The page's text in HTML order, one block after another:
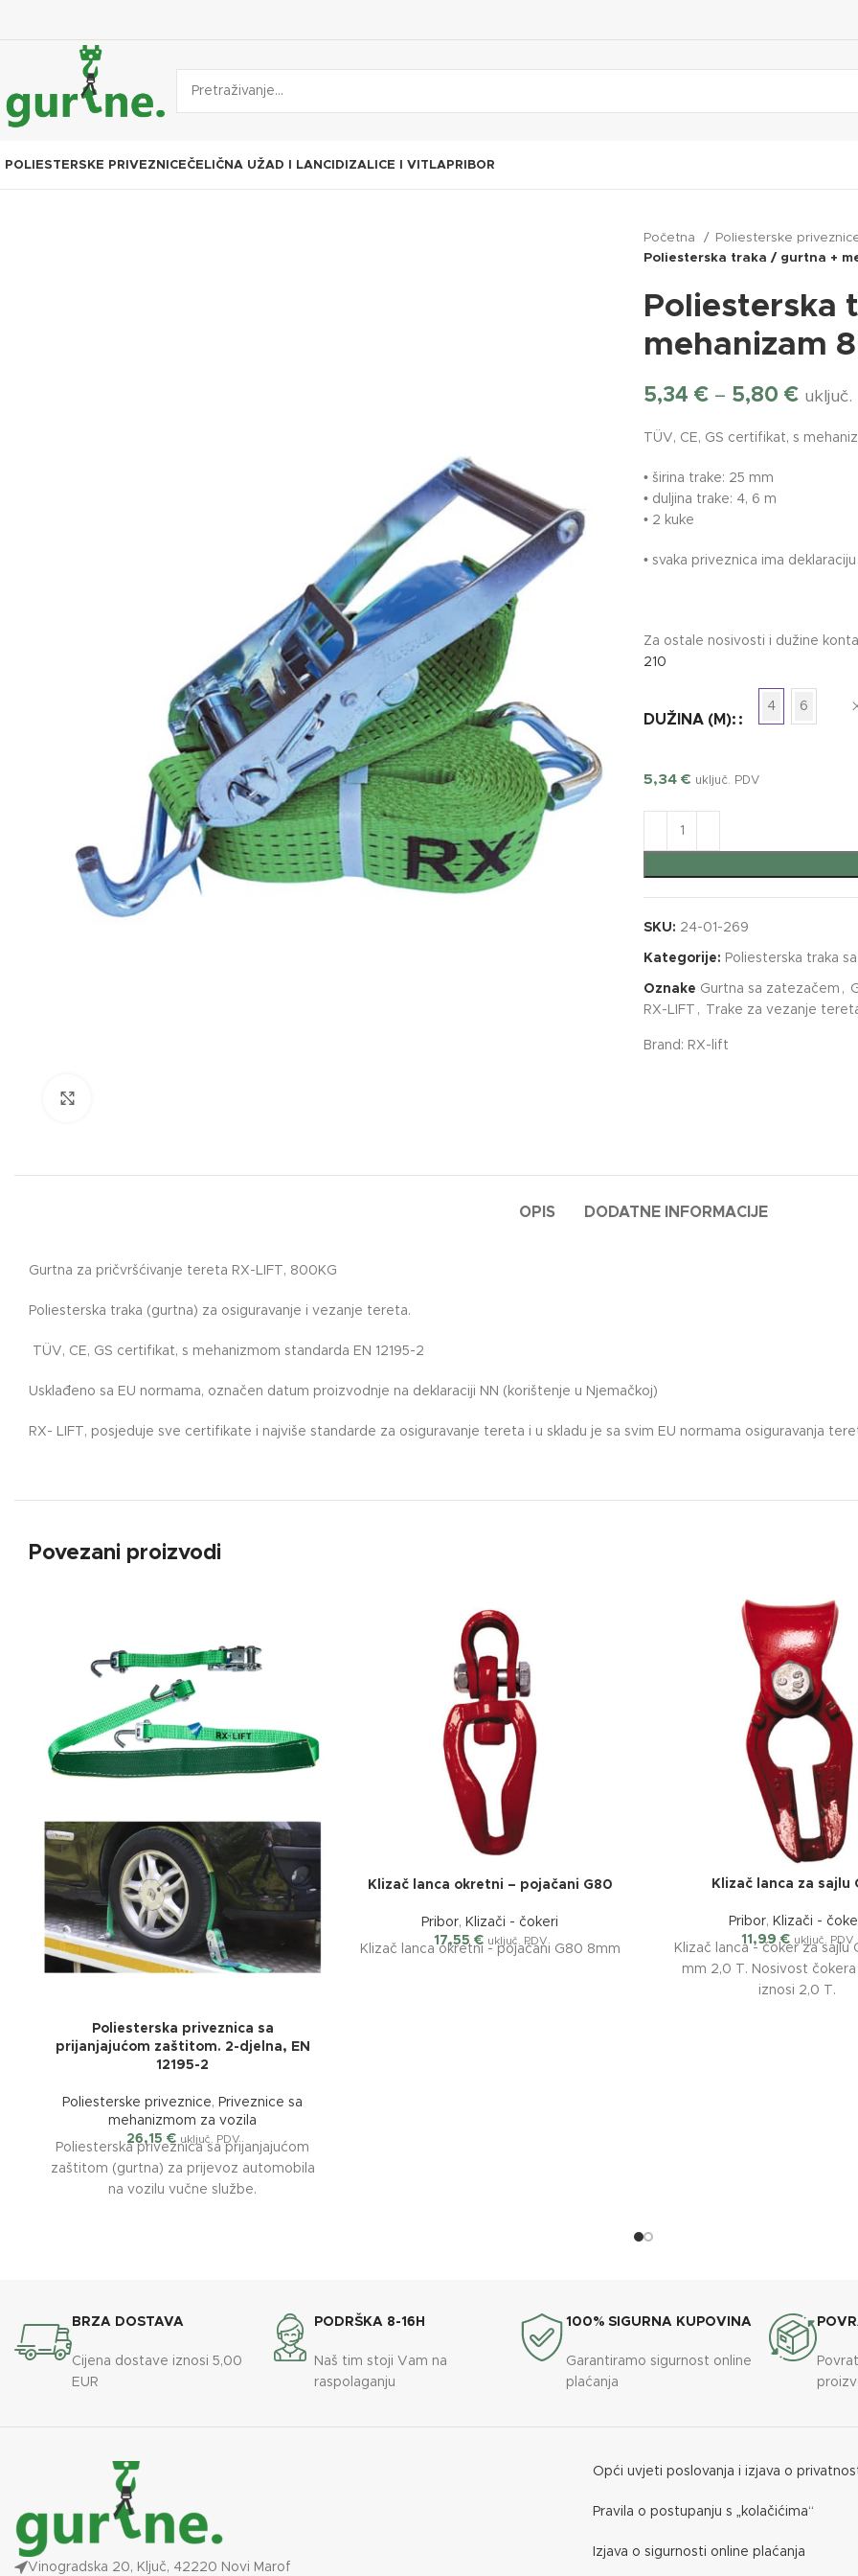
POLIESTERSKE PRIVEZNICEČELIČNA UŽAD I LANCI DIZALICE I VITLA PRIBOR
Početna
Poliesterske
Poliesterska traka / gurtna +
Poliesterska
mehanizam
5,34 € – 5,80 € uključ.
TÜV, CE, GS certifikat, s
• širina trake: 25 mm
• duljina trake: 4, 6 m
• 2 kuke
• svaka priveznica ima
Za ostale nosivosti i dužine
210
DUŽINA (M):
4 6
5,34 € uključ. PDV
SKU: 24-01-269
Kategorije: Poliesterska traka
Oznake Gurtna sa zatezačem ,
RX-LIFT
, Trake za vezanje
Brand: RX-lift
OPIS DODATNE INFORMACIJE
Gurtna za pričvršćivanje tereta RX-LIFT, 800KG
Poliesterska traka (gurtna) za osiguravanje i vezanje tereta.
TÜV, CE, GS certifikat, s mehanizmom standarda EN 12195-2
Usklađeno sa EU normama, označen datum proizvodnje na deklaraciji NN (korištenje u Njemačkoj)
RX- LIFT, posjeduje sve certifikate i najviše standarde za osiguravanje tereta i u skladu je sa svim EU normama osiguravanja
Povezani proizvodi
Poliesterska priveznica sa
prijanjajućom zaštitom. 2-djelna, EN
12195-2
Poliesterske priveznice, Priveznice sa
mehanizmom za vozila
26,15 € uključ. PDV
Poliesterska priveznica sa prijanjajućom
zaštitom (gurtna) za prijevoz automobila
na vozilu vučne službe.
Proizvođač: RX-LIFT. Poliesterska traka
(gurtna) za osiguranje tereta/ vozila na
vučnim službama ili prikolicama.
deklaraciji NN (korištenje u Njemačkoj).
RX- LIFT, posjeduje sve certifikate i
najviše standarde za osiguranje tereta i u
skladu je sa svim EU normama
Klizač lanca okretni – pojačani G80
Pribor, Klizači - čokeri
17,55 € uključ. PDV
Klizač lanca okretni - pojačani G80 8mm
Klizač lanca za sajlu
Pribor, Klizači -
11,99€ uključ. PDV
Klizač lanca - čoker za sajlu
mm 2,0 T. Nosivost
iznosi 2,0 T.
BRZA DOSTAVA
Cijena dostave iznosi 5,00
EUR
PODRŠKA 8-16H
Naš tim stoji Vam na
raspolaganju
100% SIGURNA KUPOVINA
Garantiramo sigurnost online
plaćanja
Vinogradska 20, Ključ, 42220 Novi Marof
Opći uvjeti poslovanja i izjava o
Pravila o postupanju s „kolačićima“
Izjava o sigurnosti online plaćanja